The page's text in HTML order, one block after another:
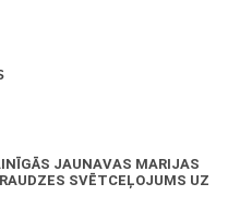
JAUNAVAS MARIJAS
SVĒTCEĻOJUMS UZ